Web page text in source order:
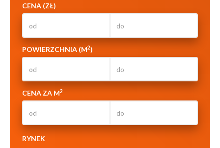
CENA (ZŁ)
POWIERZCHNIA (M2)
CENA ZA M2
RYNEK